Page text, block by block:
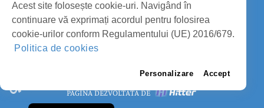
PROTECȚIA DATELOR PERSONALE
MASS-MEDIA
PAGINĂ DEZVOLTATĂ DE
Acest site folosește cookie-uri. Navigând în
continuare vă exprimați acordul pentru folosirea
cookie-urilor conform Regulamentului (UE) 2016/679.
Politica de cookies
Personalizare Accept